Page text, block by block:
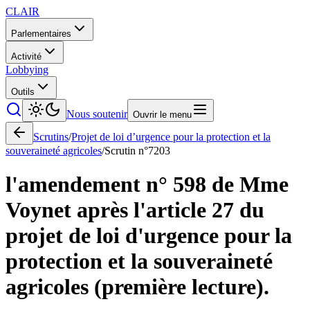
CLAIR
Parlementaires
Activité
Lobbying
Outils
Nous soutenir Ouvrir le menu
Scrutins/Projet de loi d’urgence pour la protection et la
souveraineté agricoles/Scrutin n°7203
l'amendement n° 598 de Mme
Voynet après l'article 27 du
projet de loi d'urgence pour la
protection et la souveraineté
agricoles (première lecture).